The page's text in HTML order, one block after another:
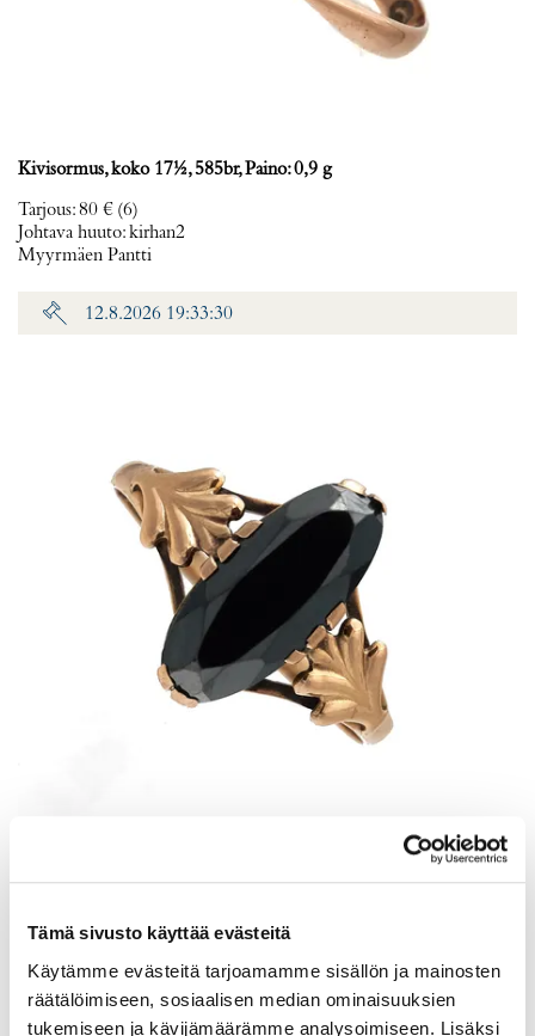
Tämä sivusto käyttää evästeitä
Käytämme evästeitä tarjoamamme sisällön ja mainosten
räätälöimiseen, sosiaalisen median ominaisuuksien
tukemiseen ja kävijämäärämme analysoimiseen. Lisäksi
Kivisormus, koko 17½, 585br, Paino: 0,9 g
Tarjous:80 € (6)
Johtava huuto:kirhan2
Myyrmäen Pantti
12.8.2026 19:33:30
Myyrmäen Pantti
12.8.2026 21:00:30